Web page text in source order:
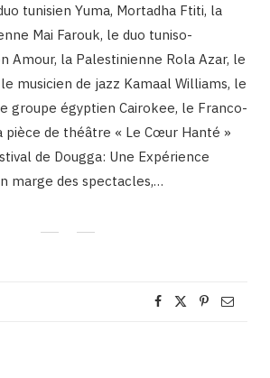
tunisien Yuma, Mortadha Ftiti, la
Mai Farouk, le duo tuniso-
Amour, la Palestinienne Rola Azar, le
musicien de jazz Kamaal Williams, le
groupe égyptien Cairokee, le Franco-
pièce de théâtre « Le Cœur Hanté »
de Dougga: Une Expérience
marge des spectacles,…